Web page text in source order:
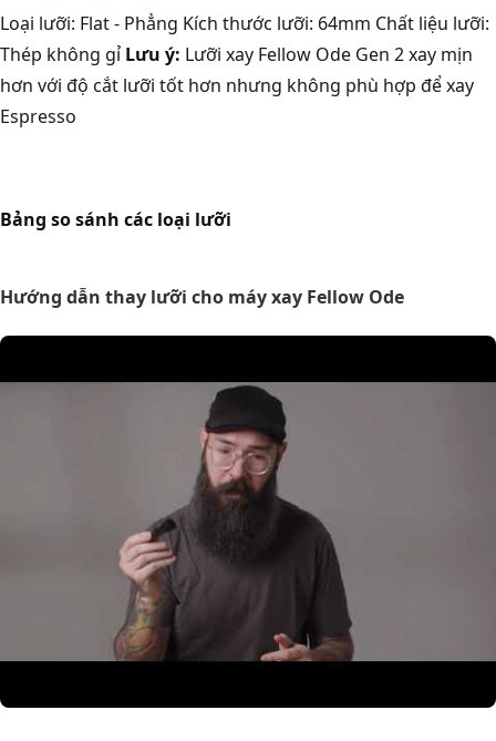
Loại lưỡi: Flat - Phẳng Kích thước lưỡi: 64mm Chất liệu lưỡi:
Thép không gỉ Lưu ý: Lưỡi xay Fellow Ode Gen 2 xay mịn
hơn với độ cắt lưỡi tốt hơn nhưng không phù hợp để xay
Espresso
Bảng so sánh các loại lưỡi
Hướng dẫn thay lưỡi cho máy xay Fellow Ode